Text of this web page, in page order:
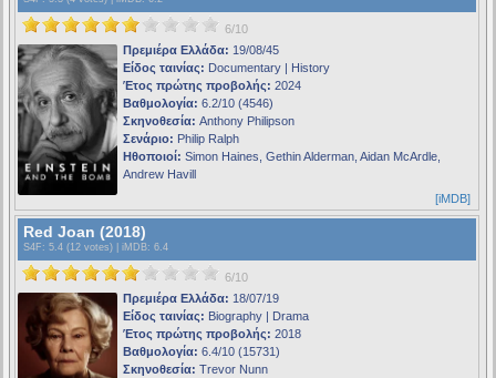
6/10
Πρεμιέρα Ελλάδα: 19/08/45
Είδος ταινίας: Documentary | History
Έτος πρώτης προβολής: 2024
Βαθμολογία: 6.2/10 (4546)
Σκηνοθεσία: Anthony Philipson
Σενάριο: Philip Ralph
Ηθοποιοί: Simon Haines, Gethin Alderman, Aidan McArdle,
Andrew Havill
[iMDB]
Red Joan (2018)
S4F : 5.4 (12 votes) | iMDB: 6.4
6/10
Πρεμιέρα Ελλάδα: 18/07/19
Είδος ταινίας: Biography | Drama
Έτος πρώτης προβολής: 2018
Βαθμολογία: 6.4/10 (15731)
Σκηνοθεσία: Trevor Nunn